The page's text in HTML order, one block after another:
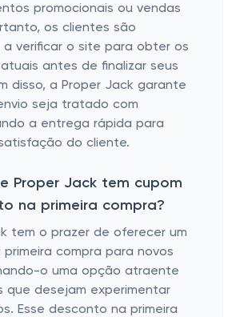
promocionais ou vendas
os clientes são
a verificar o site para obter os
antes de finalizar seus
disso, a Proper Jack garante
seja tratado com
a entrega rápida para
do cliente.
Proper Jack tem cupom
na primeira compra?
tem o prazer de oferecer um
compra para novos
o uma opção atraente
que desejam experimentar
Esse desconto na primeira